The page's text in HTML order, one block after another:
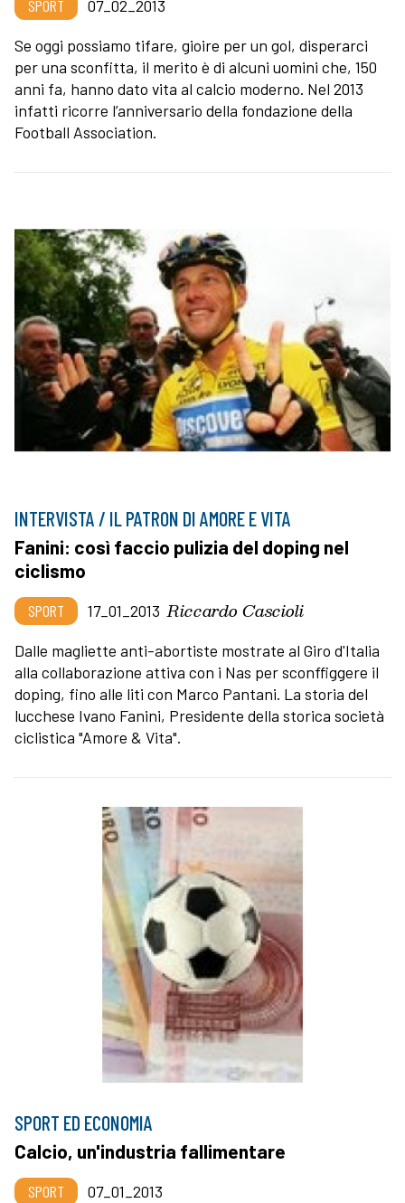
SPORT
07_02_2013
Se oggi possiamo tifare, gioire per un gol, disperarci
per una sconfitta, il merito è di alcuni uomini che, 150
anni fa, hanno dato vita al calcio moderno. Nel 2013
infatti ricorre l’anniversario della fondazione della
Football Association.
INTERVISTA / IL PATRON DI AMORE E VITA
Fanini: così faccio pulizia del doping nel
ciclismo
SPORT 17_01_2013 Riccardo Cascioli
Dalle magliette anti-abortiste mostrate al Giro d'Italia
alla collaborazione attiva con i Nas per sconffiggere il
doping, fino alle liti con Marco Pantani. La storia del
lucchese Ivano Fanini, Presidente della storica società
ciclistica "Amore & Vita".
SPORT ED ECONOMIA
Calcio, un'industria fallimentare
SPORT
07_01_2013